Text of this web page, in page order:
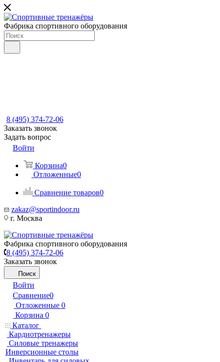
Фабрика спортивного оборудования
8 (495) 374-72-06
Заказать звонок
Задать вопрос
Войти
Корзина0
Отложенные0
Сравнение товаров0
zakaz@sportindoor.ru
г. Москва
Фабрика спортивного оборудования
8 (495) 374-72-06
Заказать звонок
Поиск
Войти
Сравнение0
Отложенные 0
Корзина 0
Каталог
Кардиотренажеры
Силовые тренажеры
Инверсионные столы